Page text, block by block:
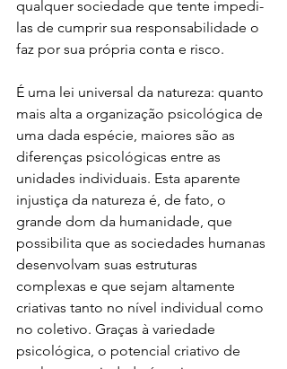
qualquer sociedade que tente impedi-
las de cumprir sua responsabilidade o
faz por sua própria conta e risco.
É uma lei universal da natureza: quanto
mais alta a organização psicológica de
uma dada espécie, maiores são as
diferenças psicológicas entre as
unidades individuais. Esta aparente
injustiça da natureza é, de fato, o
grande dom da humanidade, que
possibilita que as sociedades humanas
desenvolvam suas estruturas
complexas e que sejam altamente
criativas tanto no nível individual como
no coletivo. Graças à variedade
psicológica, o potencial criativo de